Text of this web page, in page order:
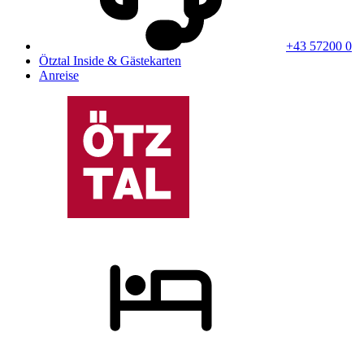
+43 57200 0
Ötztal Inside & Gästekarten
Anreise